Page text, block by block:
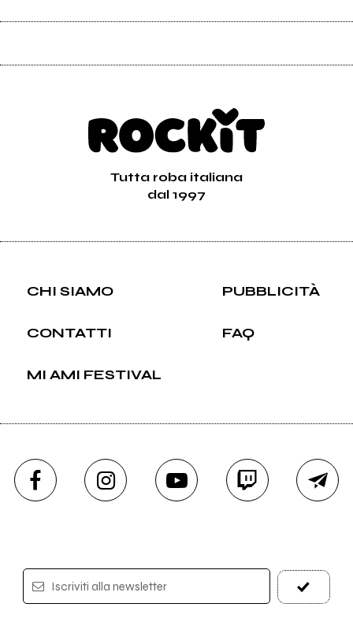
Tutta roba italiana
dal 1997
CHI SIAMO PUBBLICITÀ
CONTATTI FAQ
MI AMI FESTIVAL
Iscriviti alla newsletter